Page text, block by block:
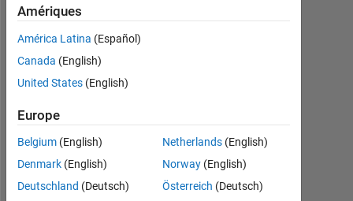
Actif
depuis
2019
0
Following:
0
Follow
Amériques
América Latina (Español)
Canada (English)
United States (English)
Europe
Belgium (English)
Denmark (English)
Deutschland (Deutsch)
Netherlands(English)
Norway(English)
Österreich (Deutsch)